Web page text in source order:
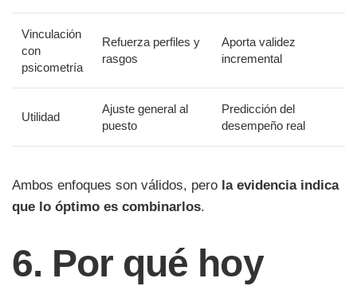
Vinculación
con
psicometría
Refuerza perfiles y
rasgos
Aporta validez
incremental
Utilidad
Ajuste general al
puesto
Predicción del
desempeño real
Ambos enfoques son válidos, pero la evidencia indica
que lo óptimo es combinarlos.
6. Por qué hoy